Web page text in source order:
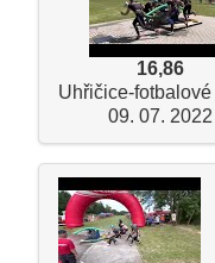
16,86
Uhřičice-
09. 07. 2022